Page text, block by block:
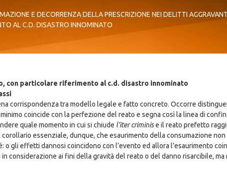
E DECORRENZA DELLA PRESCRIZIONE NEI DELITTI
AL C.D. DISASTRO INNOMINATO
con particolare riferimento al c.d. disastro innominato
corrispondenza tra modello legale e fatto concreto. Occorre
coincide con la perfezione del reato e segna così la linea di
quale momento in cui si chiude l’iter criminise il reato prefetto
corollario essenziale, dunque, che esaurimento della consumazione
effetti dannosi coincidono con l’evento ed allora l’esaurimento
ai fini della gravità del reato o del danno risarcibile, ma